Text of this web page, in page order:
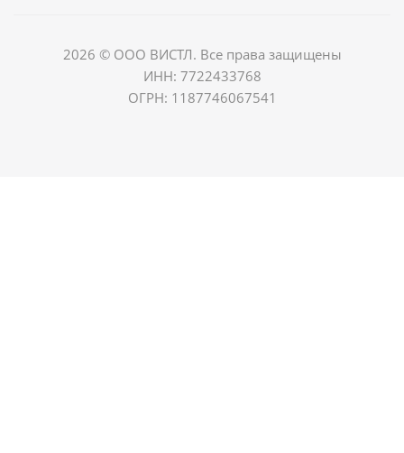
2026 © ООО ВИСТЛ. Все права защищены
ИНН: 7722433768
ОГРН: 1187746067541